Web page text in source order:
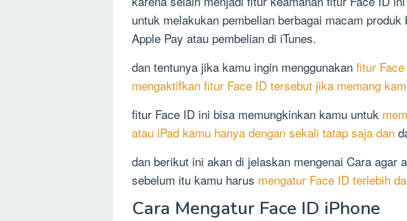
untuk melakukan pembelian berbagai macam produk
Apple Pay atau pembelian di iTunes.
dan tentunya jika kamu ingin menggunakan fitur
mengaktifkan fitur Face ID tersebut jika memang
fitur Face ID ini bisa memungkinkan kamu untuk
atau iPad kamu hanya dengan sekali tatap saja dan
dan berikut ini akan di jelaskan mengenai Cara agar
sebelum itu kamu harus mengatur Face ID terlebih
Cara Mengatur Face ID iPhone